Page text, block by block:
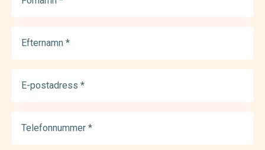
(Required)
(Required)
postadress
(Required)